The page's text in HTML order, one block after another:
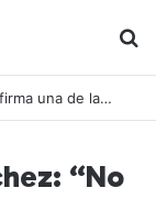
::Baloncesto – España arrasa a Francia y firma una de las mayores exhibiciones de la historia para conquistar el oro europeo U18
“No